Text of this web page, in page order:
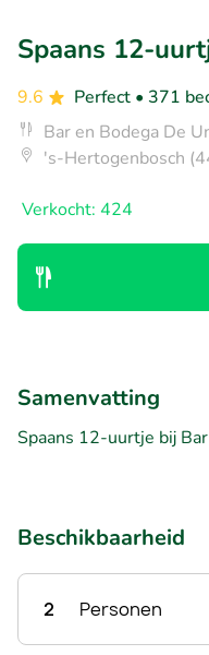
Spaans 12-
9.6 Perfect • 371
Bar en Bodega De
's-Hertogenbosch
Verkocht: 424
Samenvatting
Spaans 12-uurtje bij
Beschikbaarheid
2 Personen